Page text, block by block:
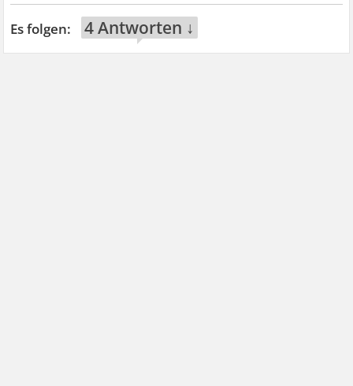
4 Antworten ↓